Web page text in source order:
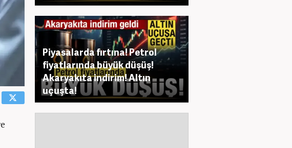
Piyasalarda fırtına! Petrol
fiyatlarında büyük düşüş!
Akaryakıta indirim! Altın
uçuşta!